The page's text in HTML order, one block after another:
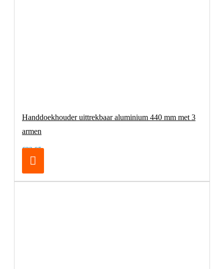
Handdoekhouder uittrekbaar aluminium 440 mm met 3
armen
€32,95